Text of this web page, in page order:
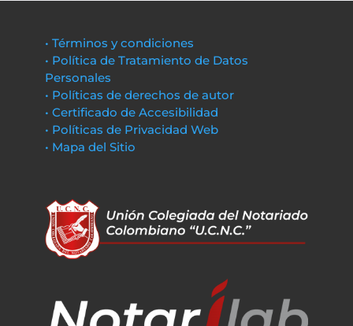
• Términos y condiciones
• Política de Tratamiento de Datos
Personales
• Políticas de derechos de autor
• Certificado de Accesibilidad
• Políticas de Privacidad Web
• Mapa del Sitio